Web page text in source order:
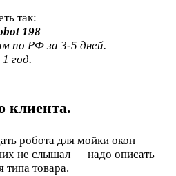
так:
198
по РФ за 3-5 дней.
год.
клиента.
робота для мойки окон
не слышал — надо описать
типа товара.